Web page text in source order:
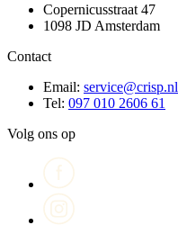
Copernicusstraat 47
1098 JD Amsterdam
Contact
Email: service@crisp.nl
Tel: 097 010 2606 61
Volg ons op